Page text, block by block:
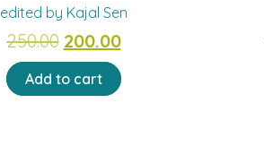
edited by Kajal Sen
250.00 Original
price
200.00Current
price
Add to cart